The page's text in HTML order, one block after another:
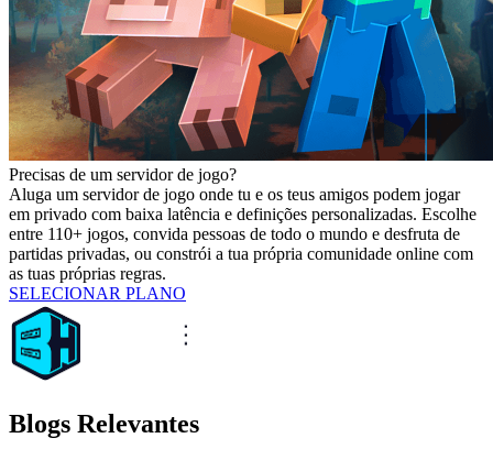
Precisas de um servidor de jogo?
Aluga um servidor de jogo onde tu e os teus amigos podem jogar
em privado com baixa latência e definições personalizadas. Escolhe
entre 110+ jogos, convida pessoas de todo o mundo e desfruta de
partidas privadas, ou constrói a tua própria comunidade online com
as tuas próprias regras.
SELECIONAR PLANO
Blogs Relevantes